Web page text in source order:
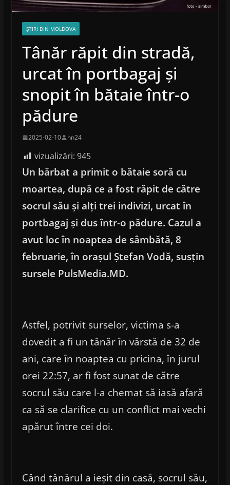
ȘTIRI DIN MOLDOVA
Tânăr răpit din stradă,
urcat în portbagaj și
snopit în bătaie într-o
pădure
2025-02-10 hn24
vizualizări: 945
Un bărbat a primit o bătaie soră cu
moartea, după ce a fost răpit de către
socrul său și alți trei indivizi, urcat în
portbagaj și dus într-o pădure. Cazul a
avut loc în noaptea de sâmbătă, 8
februarie, în orașul Ștefan Vodă, susțin
sursele PulsMedia.MD.
Astfel, potrivit surselor, victima s-a
dovedit a fi un tânăr în vârstă de 32 de
ani, care în noaptea cu pricina, în jurul
orei 22:57, ar fi fost sunat de către
socrul său care l-a chemat să iasă afară
ca să se clarifice cu un conflict mai vechi
apărut între cei doi.
Când tânărul a ieșit din casă, socrul său,